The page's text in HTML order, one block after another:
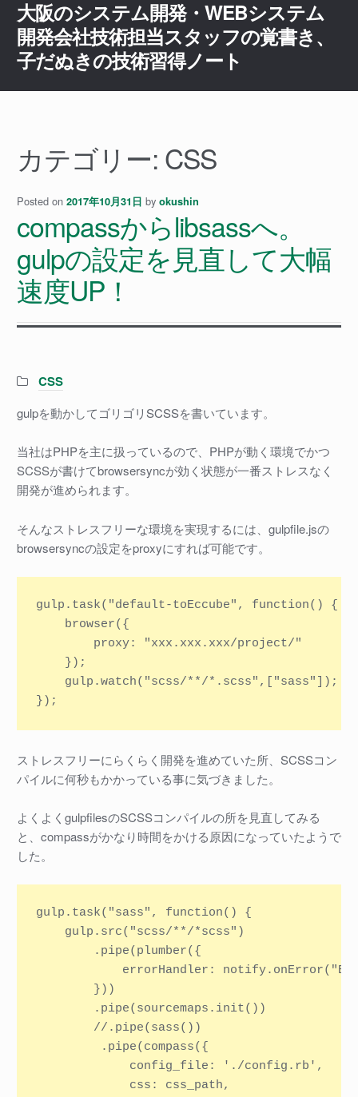
ナ
ビ
ゲ
ー
ス
ッ
プ
コ
ン
テ
ン
ッ
大阪のシステム開発・WEBシステム
開発会社技術担当スタッフの覚書き、
子だぬきの技術習得ノート
カテゴリー: CSS
Posted on 2017年10月31日 by okushin
compassからlibsassへ。
gulpの設定を見直して大幅
速度UP！
Categories:
CSS
gulpを動かしてゴリゴリSCSSを書いています。
当社はPHPを主に扱っているので、PHPが動く環境でかつ
SCSSが書けてbrowsersyncが効く状態が一番ストレスなく
開発が進められます。
そんなストレスフリーな環境を実現するには、gulpfile.jsの
browsersyncの設定をproxyにすれば可能です。
gulp.task("default-toEccube", function() {
    browser({
        proxy: "xxx.xxx.xxx/project/"
    });
    gulp.watch("scss/**/*.scss",["sass"]);
ストレスフリーにらくらく開発を進めていた所、SCSSコン
パイルに何秒もかかっている事に気づきました。
よくよくgulpfilesのSCSSコンパイルの所を見直してみる
と、compassがかなり時間をかける原因になっていたようで
した。
gulp.task("sass", function() {
    gulp.src("scss/**/*scss")
        .pipe(plumber({
errorHandler:
        }))
        .pipe(sourcemaps.init())
        //.pipe(sass())
         .pipe(compass({
             config_file: './config.rb',
             css: css_path,